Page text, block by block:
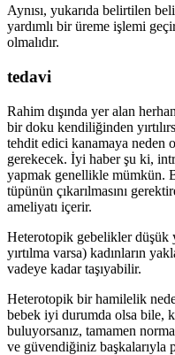
Aynısı, yukarıda belirtilen
yardımlı bir üreme işlemi
olmalıdır.
tedavi
Rahim dışında yer alan
bir doku kendiliğinden
tehdit edici kanamaya neden
gerekecek. İyi haber şu ki,
yapmak genellikle mümkün.
tüpünün çıkarılmasını
ameliyatı içerir.
Heterotopik gebelikler düşük
yırtılma varsa) kadınların
vadeye kadar taşıyabilir.
Heterotopik bir hamilelik
bebek iyi durumda olsa bile,
buluyorsanız, tamamen
ve güvendiğiniz başkalarıyla